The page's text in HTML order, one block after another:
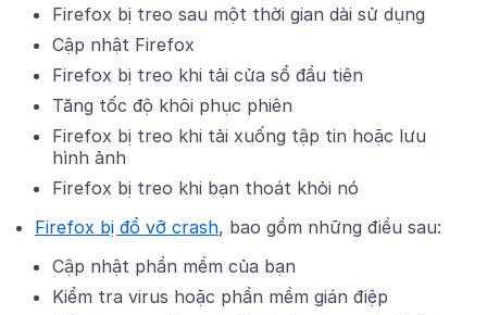
Firefox bị treo sau một thời gian dài sử dụng
Cập nhật Firefox
Firefox bị treo khi tải cửa sổ đầu tiên
Tăng tốc độ khôi phục phiên
Firefox bị treo khi tải xuống tập tin hoặc lưu
hình ảnh
Firefox bị treo khi bạn thoát khỏi nó
Firefox bị đổ vỡ crash, bao gồm những điều sau:
Cập nhật phần mềm của bạn
Kiểm tra virus hoặc phần mềm gián điệp